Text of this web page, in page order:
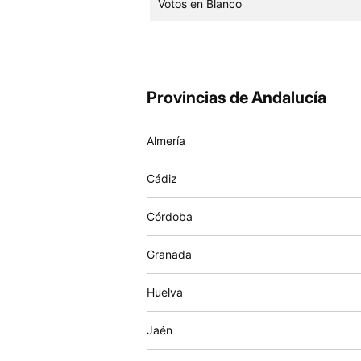
Votos en Blanco
Provincias de Andalucía
Almería
Cádiz
Córdoba
Granada
Huelva
Jaén